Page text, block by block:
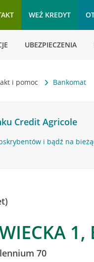
WEŹ KREDYT
UBEZPIECZENIA
i pomoc Bankomat
Credit Agricole
i bądź na
1,
70